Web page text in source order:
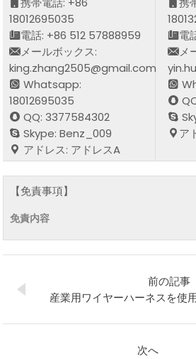
18012695035
電話: +86 512 57888959
メールボックス:
king.zhang2505@gmail.com
Whatsapp:
18012695035
QQ: 3377584302
Skype: Benz_009
アドレス: アドレスA
電
メ
ア
【免責事項】
免責内容
前の記事
産業用ワイヤーハーネスを使
次へ